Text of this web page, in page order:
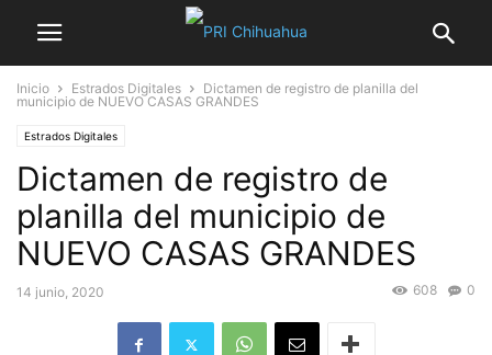
Inicio Estrados Digitales
Dictamen de registro de planilla del
municipio de NUEVO CASAS GRANDES
Estrados Digitales
Dictamen de registro de
planilla del municipio de
NUEVO CASAS GRANDES
14 junio, 2020 0
608